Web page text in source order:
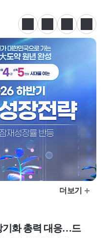
정지 이전 다음 카드뉴